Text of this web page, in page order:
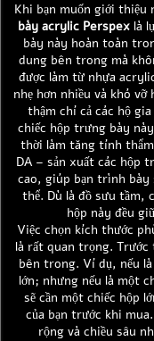
Khi bạn muốn giới
bày acrylic Perspex là
bày này hoàn toàn
dung bên trong mà
được làm từ nhựa
nhẹ hơn nhiều và khó
thậm chí cả các hộ
chiếc hộp trưng bày
thời làm tăng tính
DA – sản xuất các hộp
cao, giúp bạn trình bày
thể. Dù là đồ sưu tầm,
hộp này đều
Việc chọn kích thước
là rất quan trọng. Trước
bên trong. Ví dụ, nếu
lớn; nhưng nếu là một
sẽ cần một chiếc hộp
của bạn trước khi
rộng và chiều sâu